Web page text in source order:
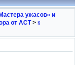
ужасов» и
от АСТ> к